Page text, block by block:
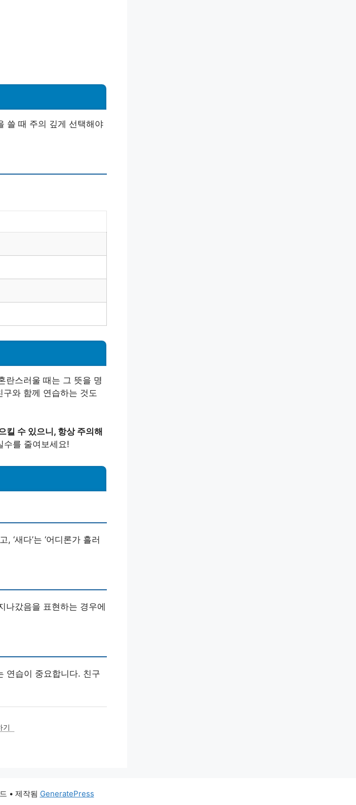
쓸 때 주의 깊게 선택해야
혼란스러울 때는 그 뜻을 명
와 함께 연습하는 것도
킬 수 있으니, 항상 주의해
수를 줄여보세요!
‘새다’는 ‘어디론가 흘러
나갔음을 표현하는 경우에
연습이 중요합니다. 친구
기
• 제작됨 GeneratePress